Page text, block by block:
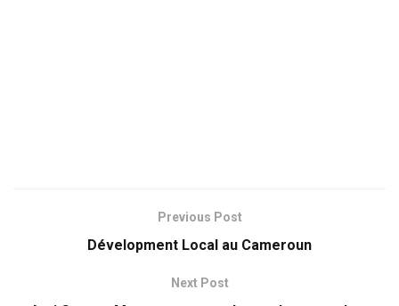
Previous Post
Dévelopment Local au Cameroun
Next Post